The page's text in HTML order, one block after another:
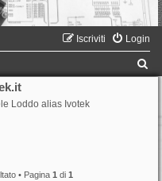
Login
Iscriviti
Loddo alias Ivotek
• Pagina 1di 1